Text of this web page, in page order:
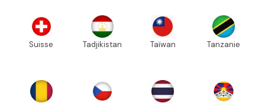
Suisse Tadjikistan Taïwan Tanzanie